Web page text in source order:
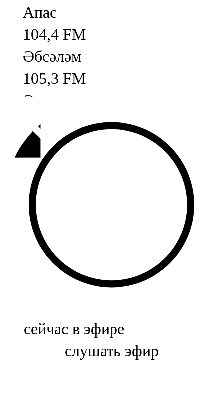
Апас
104,4 FM
Әбсәләм
105,3 FM
Әлмәт
92,9 FM
Базарлы матак
107,1 FM
Балык бистәсе
104,9 FM
Баулы
107,5 FM
Биләр
Болгар
сейчас в эфире
слушать эфир